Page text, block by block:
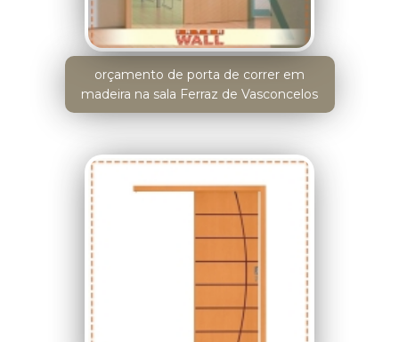
orçamento de porta de correr em
madeira na sala Ferraz de Vasconcelos